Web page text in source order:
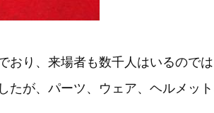
り、来場者も数千人はいるので
たが、パーツ、ウェア、ヘルメッ